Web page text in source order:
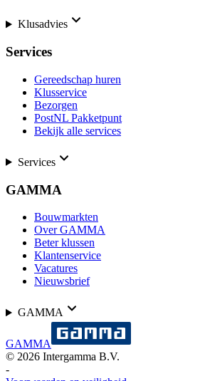
Klusadvies
Services
Gereedschap huren
Klusservice
Bezorgen
PostNL Pakketpunt
Bekijk alle services
Services
GAMMA
Bouwmarkten
Over GAMMA
Beter klussen
Klantenservice
Vacatures
Nieuwsbrief
GAMMA
GAMMA
© 2026 Intergamma B.V.
-